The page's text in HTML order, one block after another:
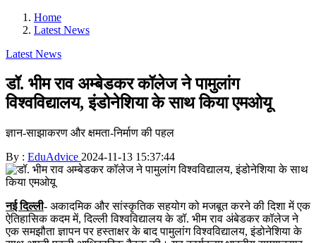
Home
Latest News
Latest News
डॉ. भीम राव अम्बेडकर कॉलेज ने पामुलांग
विश्वविद्यालय, इंडोनेशिया के साथ किया एमओयू
ज्ञान-साझाकरण और क्षमता-निर्माण की पहल
By : EduAdvice 2024-11-13 15:37:44
नई दिल्ली- अकादमिक और सांस्कृतिक सहयोग को मजबूत करने की दिशा में एक
ऐतिहासिक कदम में, दिल्ली विश्वविद्यालय के डॉ. भीम राव अंबेडकर कॉलेज ने
एक समझौता ज्ञापन पर हस्ताक्षर के बाद पामुलांग विश्वविद्यालय, इंडोनेशिया के